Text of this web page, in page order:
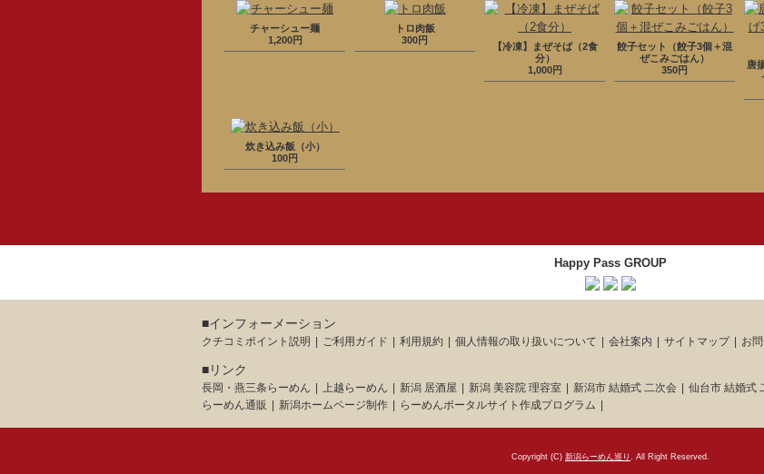
チャーシュー麺
1,200円
トロ肉飯
300円
【冷凍】まぜそば（2食
分）
1,000円
餃子セット（餃子3個＋混
ぜこみごはん）
350円
唐
炊き込み飯（小）
100円
Happy Pass GROUP
■インフォーメーション
クチコミポイント説明 ご利用ガイド 利用規約 個人情報の取り扱いについて 会社案内 サイトマップ お
■リンク
長岡・燕三条らーめん 上越らーめん 新潟 居酒屋 新潟 美容院 理容室 新潟市 結婚式 二次会 仙台市 結婚式
らーめん通販
新潟ホームページ制作 らーめんポータルサイト作成プログラム
Copyright (C) 新潟らーめん巡り . All Right Reserved.